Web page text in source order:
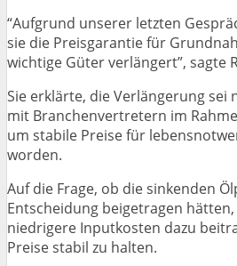
“Aufgrund unserer letzten
sie die Preisgarantie für
wichtige Güter verlängert”, sagte
Sie erklärte, die Verlängerung sei
mit Branchenvertretern im
um stabile Preise für
worden.
Auf die Frage, ob die sinkenden
Entscheidung beigetragen hätten,
niedrigere Inputkosten dazu
Preise stabil zu halten.